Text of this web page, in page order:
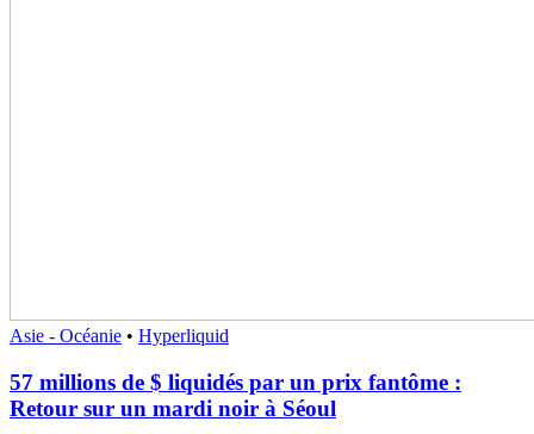
Asie - Océanie • Hyperliquid
57 millions de $ liquidés par un prix fantôme :
Retour sur un mardi noir à Séoul